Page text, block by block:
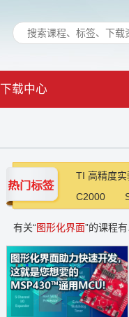
下载中心
TI 高精度实
C2000
有关“图形化界面”的课程